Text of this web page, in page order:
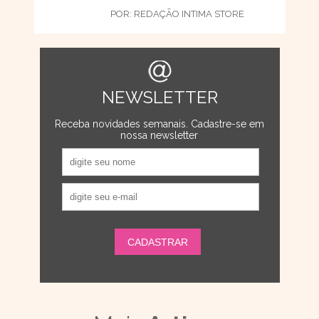
POR: REDAÇÃO INTIMA STORE
NEWSLETTER
Receba novidades semanais. Cadastre-se em
nossa newsletter